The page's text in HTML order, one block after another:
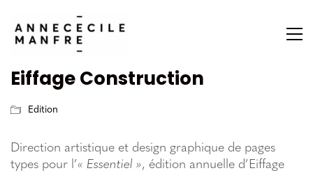
Eiffage Construction
Edition
Direction artistique et design graphique de pages
types pour l’« Essentiel », édition annuelle d’Eiffage